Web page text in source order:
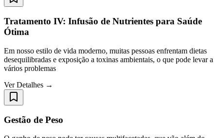
Tratamento IV: Infusão de Nutrientes para Saúde
Ótima
Em nosso estilo de vida moderno, muitas pessoas enfrentam dietas
desequilibradas e exposição a toxinas ambientais, o que pode levar a
vários problemas
Ver Detalhes →
Gestão de Peso